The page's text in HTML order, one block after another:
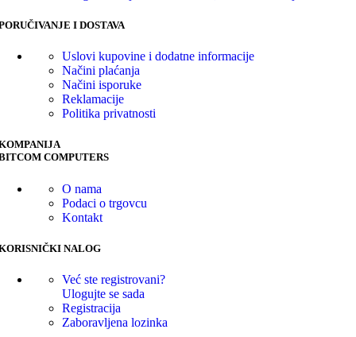
I DOSTAVA
Uslovi kupovine i dodatne informacije
Načini plaćanja
Načini isporuke
Reklamacije
Politika privatnosti
COMPUTERS
O nama
Podaci o trgovcu
Kontakt
NALOG
Već ste registrovani?
Ulogujte se sada
Registracija
Zaboravljena lozinka